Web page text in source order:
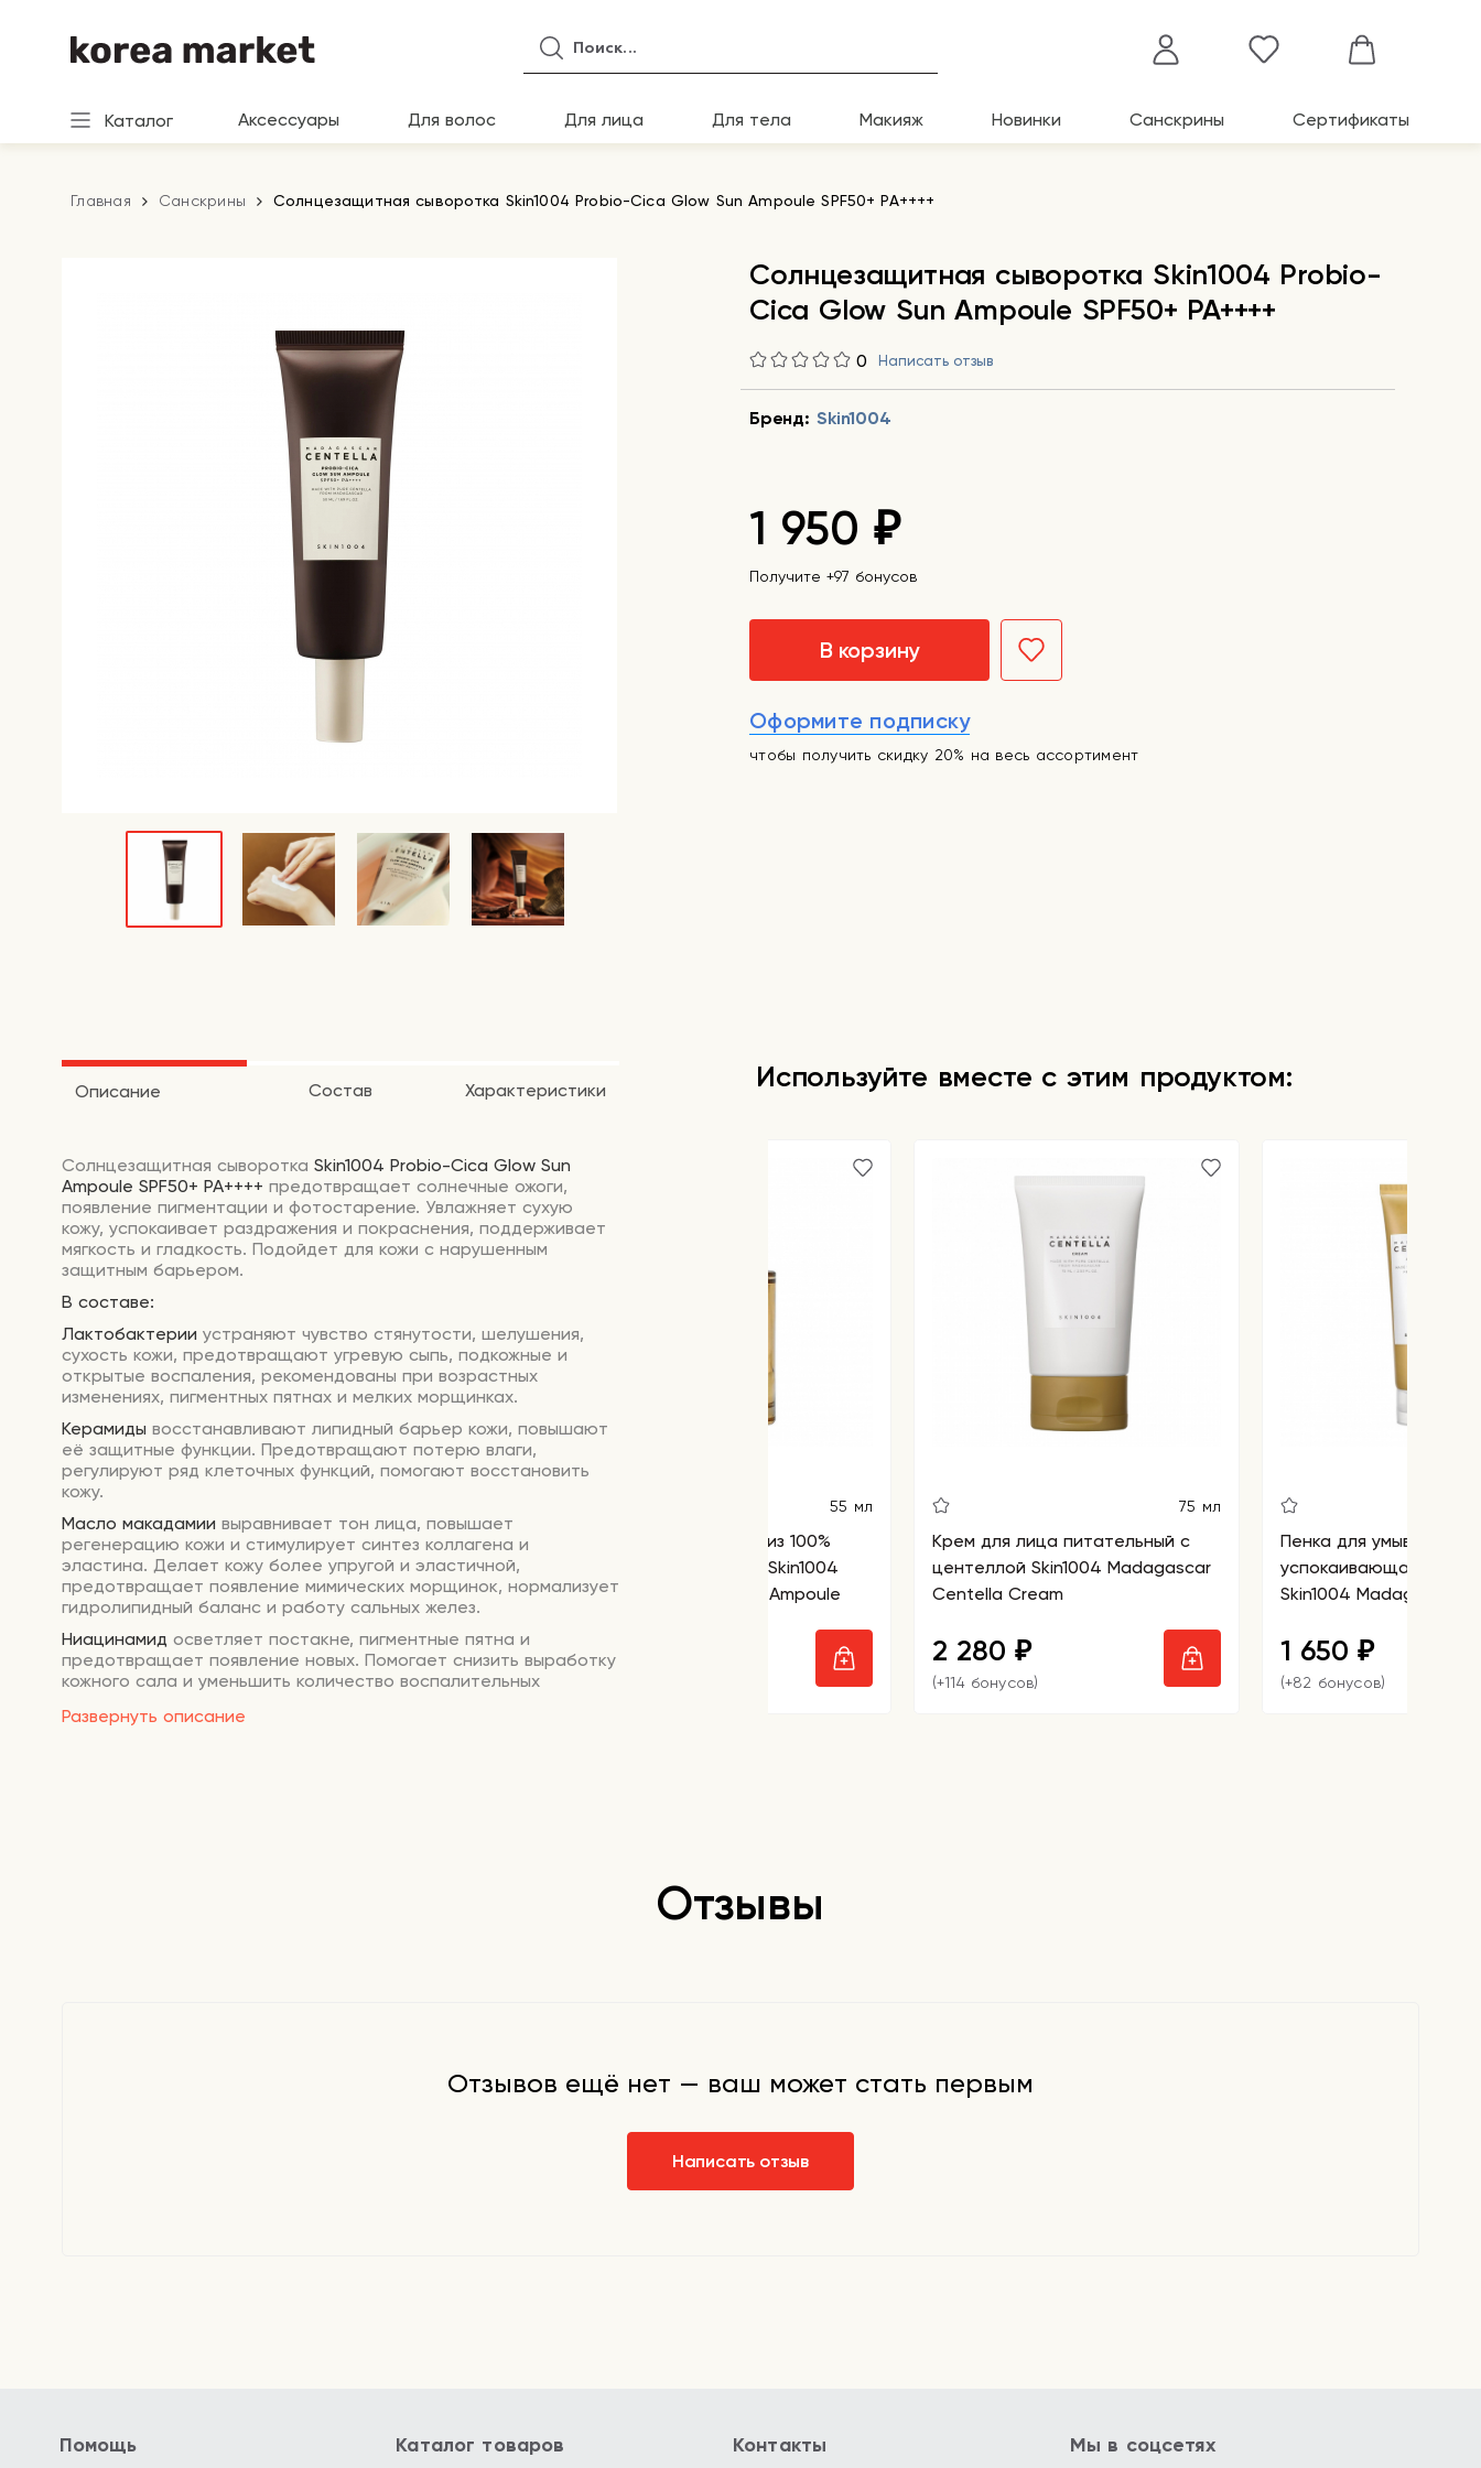
Каталог Аксессуары Для волос Для лица Для тела Макияж Новинки Санскрины Сертификаты
Главная Санскрины Солнцезащитная сыворотка Skin1004 Probio-Cica Glow Sun Ampoule SPF50+ PA++++
Солнцезащитная сыворотка Skin1004 Probio-
Cica Glow Sun Ampoule SPF50+ PA++++
0 Написать отзыв
Бренд: Skin1004
1 950 ₽
Получите +97 бонусов
В корзину
Оформите подписку
чтобы получить скидку 20% на весь ассортимент
Описание Состав Характеристики
Развернуть описание
Солнцезащитная сыворотка Skin1004 Probio-Cica Glow Sun
Ampoule SPF50+ PA++++ предотвращает солнечные ожоги,
появление пигментации и фотостарение. Увлажняет сухую
кожу, успокаивает раздражения и покраснения, поддерживает
мягкость и гладкость. Подойдет для кожи с нарушенным
защитным барьером.
В составе:
Лактобактерии устраняют чувство стянутости, шелушения,
сухость кожи, предотвращают угревую сыпь, подкожные и
открытые воспаления, рекомендованы при возрастных
изменениях, пигментных пятнах и мелких морщинках.
Керамиды восстанавливают липидный барьер кожи, повышают
её защитные функции. Предотвращают потерю влаги,
регулируют ряд клеточных функций, помогают восстановить
кожу.
Масло макадамии выравнивает тон лица, повышает
регенерацию кожи и стимулирует синтез коллагена и
эластина. Делает кожу более упругой и эластичной,
предотвращает появление мимических морщинок, нормализует
гидролипидный баланс и работу сальных желез.
Ниацинамид осветляет постакне, пигментные пятна и
предотвращает появление новых. Помогает снизить выработку
кожного сала и уменьшить количество воспалительных
оптимальный водный баланс. При регулярном применении он
Используйте вместе с этим продуктом:
55 мл
Сыворотка для лица из 100%
экстракта центеллы Skin1004
Madagascar Centella Ampoule
1 690
75 мл
Крем для лица питательный с
центеллой Skin1004 Madagascar
Centella Cream
2 280 ₽
(+114 бонусов)
Пенка для умывания
успокаивающая с
Skin1004 Madagascar
1 650 ₽
(+82 бонусов)
Отзывы
Отзывов ещё нет — ваш может стать первым
Написать отзыв
Помощь Каталог товаров Контакты Мы в соцсетях